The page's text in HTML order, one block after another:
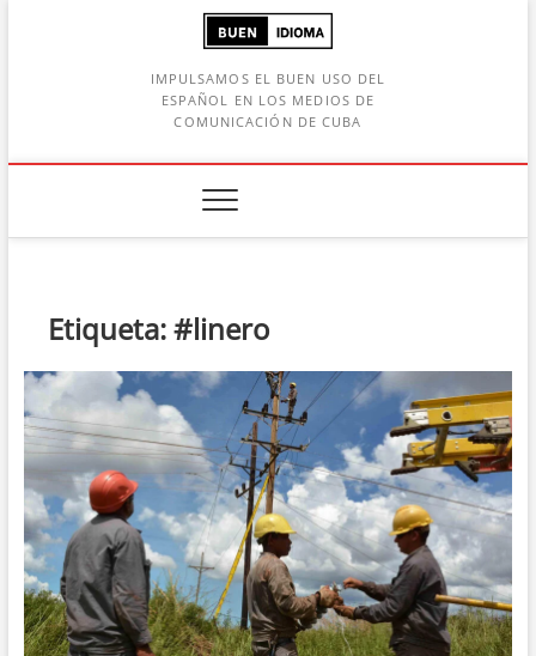
IMPULSAMOS EL BUEN USO DEL
ESPAÑOL EN LOS MEDIOS DE
COMUNICACIÓN DE CUBA
Etiqueta:#linero